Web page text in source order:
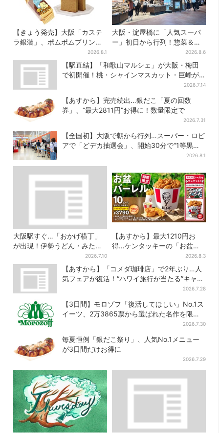
【きょう発売】大阪「カステ
ラ銀装」、ポムポムプリンと
初コラボ 紙袋まで限定デザ
インに
2026.8.1
大阪・淀屋橋に「人気スーパ
ー」初日から行列！惣菜＆弁
当コーナーは大幅に拡大…人
気商品は？
2026.8.6
【駅直結】「和歌山マルシェ」が大阪・梅田
で初開催！桃・シャインマスカット・巨峰が
2026.7.14
【あすから】完売続出…銀だこ「夏の回数
券」、“最大2811円”お得に！数量限定で
2026.7.31
【全国初】大阪で朝から行列…スーパー・ロピ
アで「どデカ抽選会」、開始30分で“1等黒毛
2026.8.1
大阪駅すぐ…「おかげ横丁」
が出現！伊勢うどん・みたら
しだんご・かき氷など、名物
グルメが集結
2026.7.10
【あすから】最大1210円お
得…ケンタッキーの「お盆パ
ック」、2週間だけ！数量限定
シール付き
2026.8.3
【あすから】「コメダ珈琲店」で2年ぶり…人
気フェアが復活！“ハワイ旅行が当たる”キャン
2026.7.28
【3日間】モロゾフ「復活してほしい」No.1ス
イーツ、2万3865票から選ばれた名作を限定
2026.7.30
毎夏恒例「銀だこ祭り」、人気No.1メニュー
が3日間だけお得に
2026.7.29